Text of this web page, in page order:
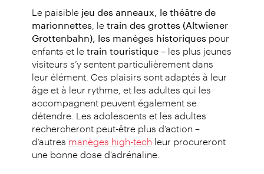
Le paisible jeu des anneaux, le théâtre de
marionnettes , le train des grottes (Altwiener
Grottenbahn), les manèges historiques pour
enfants et le train touristique – les plus jeunes
visiteurs s’y sentent particulièrement dans
leur élément. Ces plaisirs sont adaptés à leur
âge et à leur rythme, et les adultes qui les
accompagnent peuvent également se
détendre. Les adolescents et les adultes
rechercheront peut-être plus d’action –
d’autres manèges high-tech leur procureront
une bonne dose d’adrénaline.